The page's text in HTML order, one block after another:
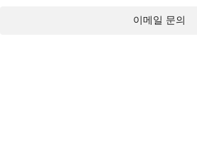
이메일 문의